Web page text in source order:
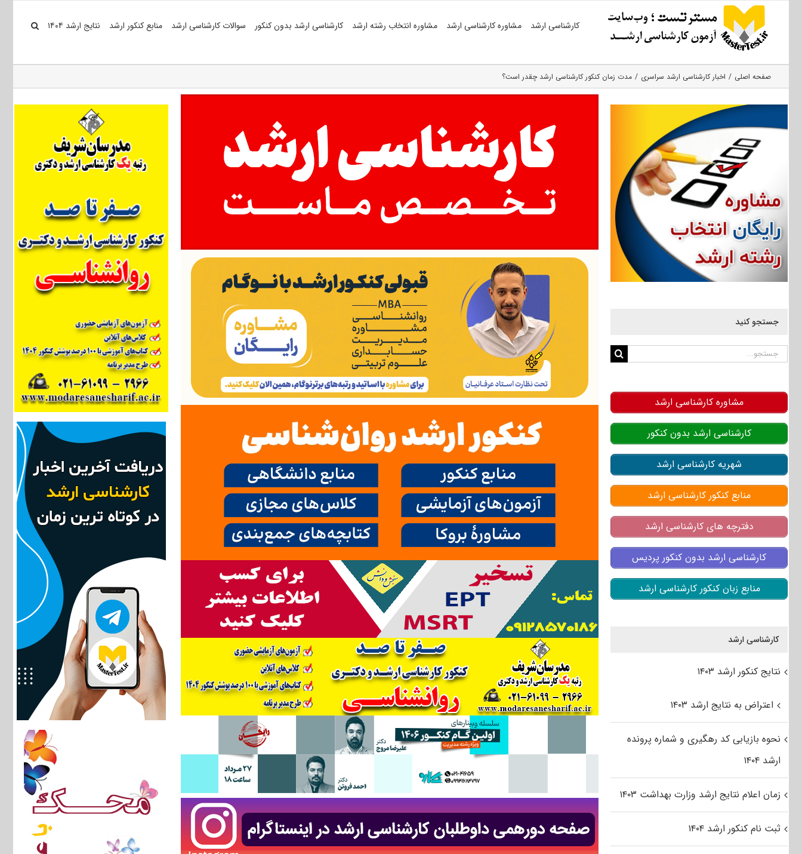
کارشناسی ارشد مشاوره کارشناسی ارشد مشاوره انتخاب رشته ارشد کارشناسی ارشد بدون کنکور سوالات کارشناسی ارشد منابع کنکور ارشد نتایج ارشد ۱۴۰۴
صفحه اصلی اخبار کارشناسی ارشد سراسری مدت زمان کنکور کارشناسی ارشد چقدر است؟
جستجو کنید
جستجو
مشاوره کارشناسی ارشد
کارشناسی ارشد بدون کنکور
شهریه کارشناسی ارشد
منابع کنکور کارشناسی ارشد
دفترچه های کارشناسی ارشد
کارشناسی ارشد بدون کنکور پردیس
منابع زبان کنکور کارشناسی ارشد
کارشناسی ارشد
نتایج کنکور ارشد ۱۴۰۳
اعتراض به نتایج ارشد ۱۴۰۳
نحوه بازیابی کد رهگیری و شماره پرونده
ارشد ۱۴۰۴
زمان اعلام نتایج ارشد وزارت بهداشت ۱۴۰۳
ثبت نام کنکور ارشد ۱۴۰۴